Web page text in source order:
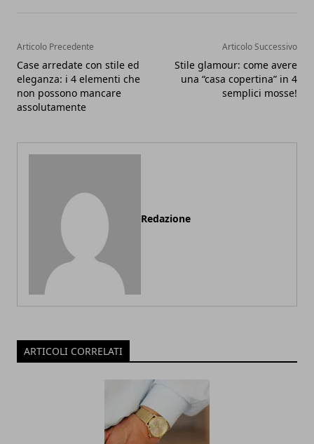
Articolo Precedente
Case arredate con stile ed
eleganza: i 4 elementi che
non possono mancare
assolutamente
Articolo Successivo
Stile glamour: come avere
una “casa copertina” in 4
semplici mosse!
Redazione
ARTICOLI CORRELATI